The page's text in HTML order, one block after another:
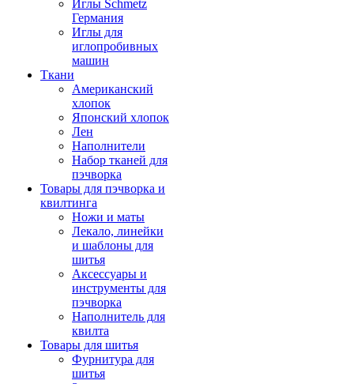
Иглы Schmetz
Германия
Иглы для
иглопробивных
машин
Ткани
Американский
хлопок
Японский хлопок
Лен
Наполнители
Набор тканей для
пэчворка
Товары для пэчворка и
квилтинга
Ножи и маты
Лекало, линейки
и шаблоны для
шитья
Аксессуары и
инструменты для
пэчворка
Наполнитель для
квилта
Товары для шитья
Фурнитура для
шитья